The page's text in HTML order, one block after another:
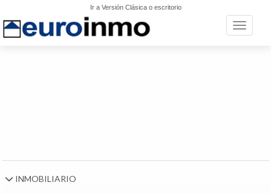
Ir a Versión Clásica o escritorio
Toggle
INMOBILIARIO